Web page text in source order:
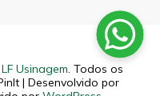
LF Usinagem. Todos os
| Desenvolvido por